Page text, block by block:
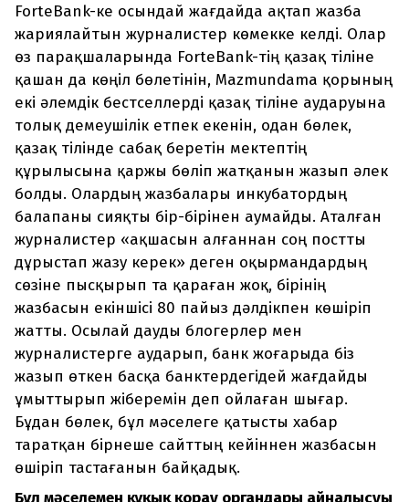
ForteBank-ке осындай жағдайда ақтап жазба
жариялайтын журналистер көмекке келді. Олар
өз парақшаларында ForteBank-тің қазақ тіліне
қашан да көңіл бөлетінін, Mazmundamа қорының
екі әлемдік бестселлерді қазақ тіліне аударуына
толық демеушілік етпек екенін, одан бөлек,
қазақ тілінде сабақ беретін мектептің
құрылысына қаржы бөліп жатқанын жазып әлек
болды. Олардың жазбалары инкубатордың
балапаны сияқты бір-бірінен аумайды. Аталған
журналистер «ақшасын алғаннан соң постты
дұрыстап жазу керек» деген оқырмандардың
сөзіне пысқырып та қараған жоқ, бірінің
жазбасын екіншісі 80 пайыз дәлдікпен көшіріп
жатты. Осылай дауды блогерлер мен
журналистерге аударып, банк жоғарыда біз
жазып өткен басқа банктердегідей жағдайды
ұмыттырып жіберемін деп ойлаған шығар.
Бұдан бөлек, бұл мәселеге қатысты хабар
таратқан бірнеше сайттың кейіннен жазбасын
өшіріп тастағанын байқадық.
Бұл мәселемен құқық қорғау органдары айналысуы